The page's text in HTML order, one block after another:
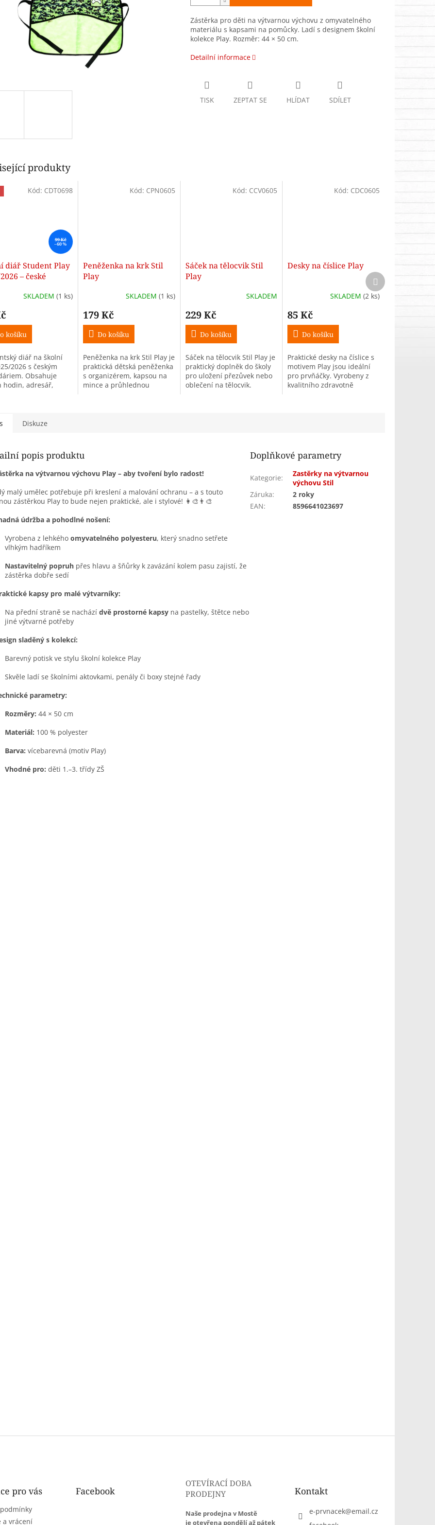
Zástěrka pro děti na výtvarnou výchovu z omyvatelného
materiálu s kapsami na pomůcky. Ladí s designem školní
kolekce Play. Rozměr: 44 × 50 cm.
Detailní informace
TISK ZEPTAT SE HLÍDAT SDÍLET
produkty
99 Kč
–60 %
diář Student Play
– české
SKLADEM (1 ks)
košíku
diář na školní
2026 s českým
Obsahuje
hodin, adresář,
Kód: CDT0698
Peněženka na krk Stil
Play
SKLADEM (1 ks)
179 Kč
Do košíku
Peněženka na krk Stil Play je
praktická dětská peněženka
s organizérem, kapsou na
mince a průhlednou
Kód: CPN0605
Sáček na tělocvik Stil
Play
SKLADEM
229 Kč
Do košíku
Sáček na tělocvik Stil Play je
praktický doplněk do školy
pro uložení přezůvek nebo
oblečení na tělocvik.
Kód: CCV0605
Desky na číslice Play
SKLADEM (2 ks)
85 Kč
Do košíku
Praktické desky na číslice s
motivem Play jsou ideální
pro prvňáčky. Vyrobeny z
kvalitního zdravotně
Kód: CDC0605
Další
produkt
Diskuze
popis produktu
na výtvarnou výchovu Play – aby tvoření bylo radost!
malý umělec potřebuje při kreslení a malování ochranu – a s touto
zástěrkou Play to bude nejen praktické, ale i stylové! 👩‍🎨👨‍🎨
údržba a pohodlné nošení:
Vyrobena z lehkého omyvatelného polyesteru, který snadno setřete
vlhkým hadříkem
Nastavitelný popruh přes hlavu a šňůrky k zavázání kolem pasu zajistí, že
zástěrka dobře sedí
kapsy pro malé výtvarníky:
Na přední straně se nachází dvě prostorné kapsy na pastelky, štětce nebo
jiné výtvarné potřeby
sladěný s kolekcí:
Barevný potisk ve stylu školní kolekce Play
Skvěle ladí se školními aktovkami, penály či boxy stejné řady
parametry:
Rozměry: 44 × 50 cm
Materiál: 100 % polyester
Barva: vícebarevná (motiv Play)
Vhodné pro: děti 1.–3. třídy ZŠ
Doplňkové parametry
Kategorie:
Zastěrky na výtvarnou
výchovu Stil
Záruka:
2 roky
EAN: 8596641023697
pro vás
a vrácení
Facebook
OTEVÍRACÍ DOBA
PRODEJNY
Naše prodejna v Mostě
je otevřena pondělí až pátek
Kontakt
e-prvnacek@email.cz